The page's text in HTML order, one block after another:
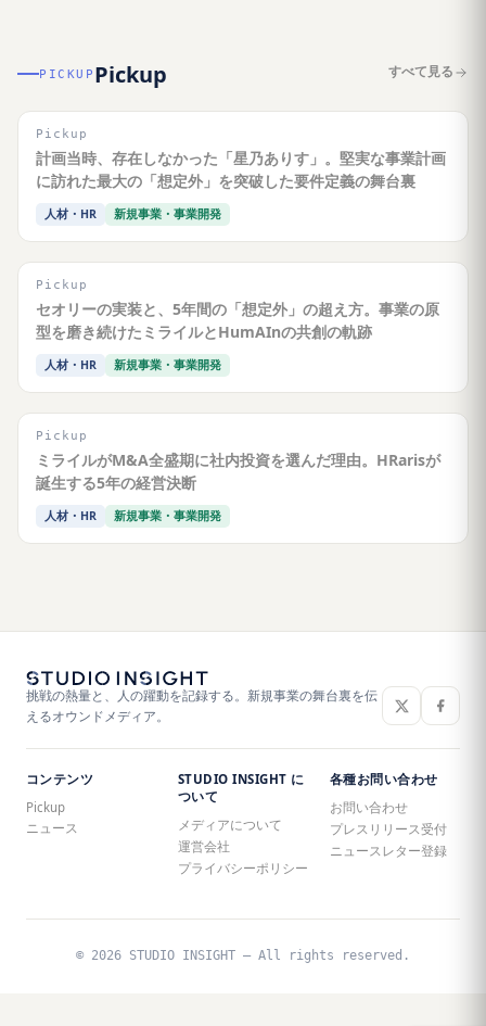
PICKUP Pickup すべて見る
Pickup
計画当時、存在しなかった「星乃ありす」。堅実な事業計画
に訪れた最大の「想定外」を突破した要件定義の舞台裏
人材・HR 新規事業・事業開発
Pickup
セオリーの実装と、5年間の「想定外」の超え方。事業の原
型を磨き続けたミライルとHumAInの共創の軌跡
人材・HR 新規事業・事業開発
Pickup
ミライルがM&A全盛期に社内投資を選んだ理由。HRarisが
誕生する5年の経営決断
人材・HR 新規事業・事業開発
挑戦の熱量と、人の躍動を記録する。新規事業の舞台裏を伝
えるオウンドメディア。
コンテンツ
Pickup
ニュース
STUDIO INSIGHT に
ついて
メディアについて
運営会社
プライバシーポリシー
各種お問い合わせ
お問い合わせ
プレスリリース受付
ニュースレター登録
© 2026 STUDIO INSIGHT — All rights reserved.